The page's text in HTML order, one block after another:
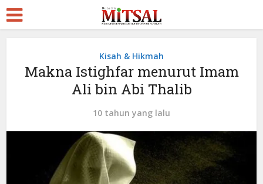
Kisah & Hikmah
Makna Istighfar menurut Imam
Ali bin Abi Thalib
10 tahun yang lalu